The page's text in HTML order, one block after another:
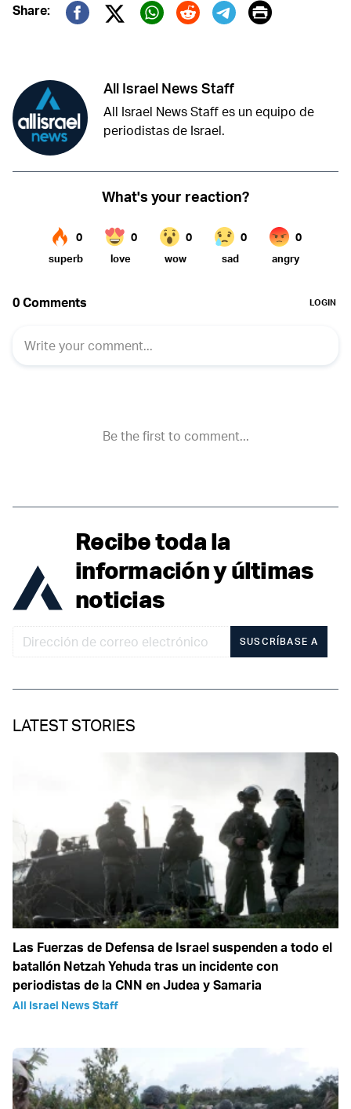
Share:
Twitter (X)
Print
All Israel News Staff
All Israel News Staff es un equipo de
periodistas de Israel.
Recibe toda la
información y últimas
noticias
SUSCRÍBASE A
LATEST STORIES
Las Fuerzas de Defensa de Israel suspenden a todo el
batallón Netzah Yehuda tras un incidente con
periodistas de la CNN en Judea y Samaria
All Israel News Staff